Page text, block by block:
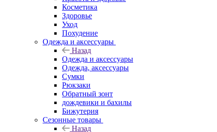
Косметика
Здоровье
Уход
Похудение
Одежда и аксессуары
Назад
Одежда и аксессуары
Одежда, аксессуары
Сумки
Рюкзаки
Обратный зонт
дождевики и бахилы
Бижутерия
Сезонные товары
Назад